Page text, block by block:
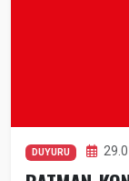
DUYURU